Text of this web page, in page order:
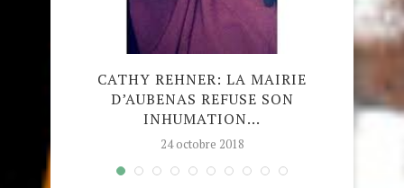
CATHY REHNER: LA MAIRIE
D’AUBENAS REFUSE SON
INHUMATION...
24 octobre 2018